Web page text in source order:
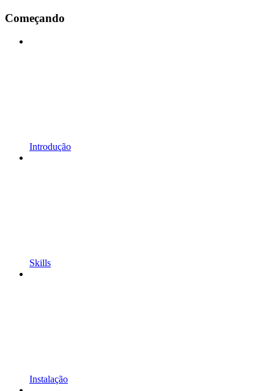
Começando
Introdução
Skills
Instalação